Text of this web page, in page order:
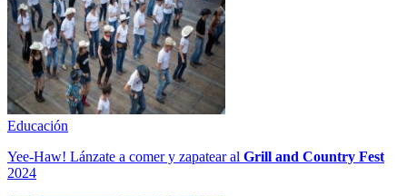
Educación
Yee-Haw! Lánzate a comer y zapatear al Grill and Country Fest
2024